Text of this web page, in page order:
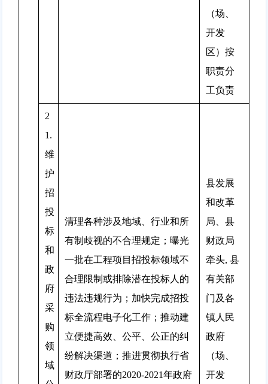
（场、
开发
区）按
职责分
工负责
2
1.
维
护
招
投
标
和
政
府
采
购
领
域
清理各种涉及地域、行业和所
有制歧视的不合理规定；曝光
一批在工程项目招投标领域不
合理限制或排除潜在投标人的
违法违规行为；加快完成招投
标全流程电子化工作；推动建
立便捷高效、公平、公正的纠
纷解决渠道；推进贯彻执行省
财政厅部署的2020-2021年政府
县发展
和改革
局、县
财政局
牵头, 县
有关部
门及各
镇人民
政府
（场、
开发